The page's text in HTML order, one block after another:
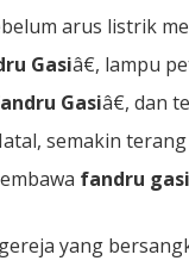
arus listrik
Gasiâ€, lampu
Gasiâ€, dan
semakin
fandru gasi
yang